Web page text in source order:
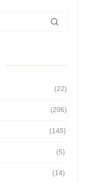
(22)
(206)
(145)
(5)
(14)